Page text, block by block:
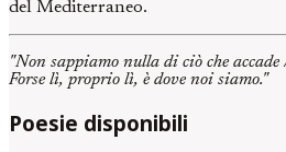
del Mediterraneo.
"Non sappiamo nulla di ciò che
Forse lì, proprio lì, è dove noi siamo."
Poesie disponibili